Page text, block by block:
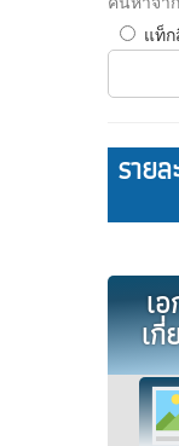
แท็
ราย
เ
เ